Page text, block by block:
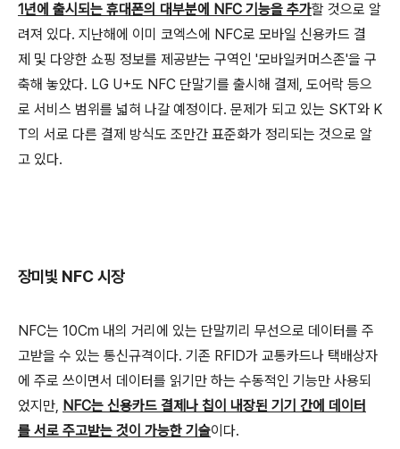
1년에 출시되는 휴대폰의 대부분에 NFC 기능을 추가할 것으로 알
려져 있다. 지난해에 이미 코엑스에 NFC로 모바일 신용카드 결
제 및 다양한 쇼핑 정보를 제공받는 구역인 '모바일커머스존'을 구
축해 놓았다. LG U+도 NFC 단말기를 출시해 결제, 도어락 등으
로 서비스 범위를 넓혀 나갈 예정이다. 문제가 되고 있는 SKT와 K
T의 서로 다른 결제 방식도 조만간 표준화가 정리되는 것으로 알
고 있다.
장미빛 NFC 시장
NFC는 10Cm 내의 거리에 있는 단말끼리 무선으로 데이터를 주
고받을 수 있는 통신규격이다. 기존 RFID가 교통카드나 택배상자
에 주로 쓰이면서 데이터를 읽기만 하는 수동적인 기능만 사용되
었지만, NFC는 신용카드 결제나 칩이 내장된 기기 간에 데이터
를 서로 주고받는 것이 가능한 기술이다.